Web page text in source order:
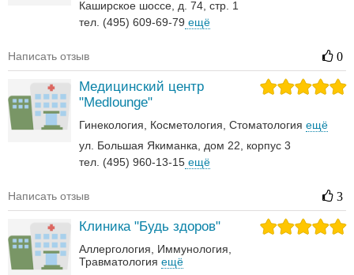
Каширское шоссе, д. 74, стр. 1
тел. (495) 609-69-79 ещё
Написать отзыв 0
Медицинский центр
"Medlounge"
Гинекология Косметология Стоматология ещё
ул. Большая Якиманка, дом 22, корпус 3
тел. (495) 960-13-15 ещё
Написать отзыв 3
Клиника "Будь здоров"
Аллергология
Иммунология
Травматология ещё